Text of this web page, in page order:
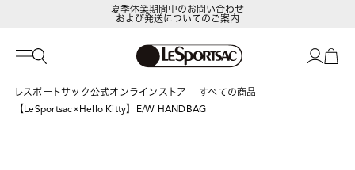
夏季休業期間中のお問い合わせ
および発送についてのご案内
レスポートサック公式オンラインストア
すべての商品
【LeSportsac×Hello Kitty】E/W HANDBAG